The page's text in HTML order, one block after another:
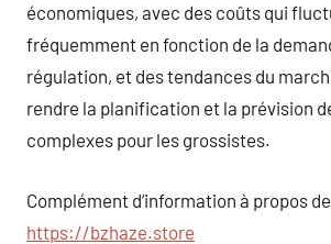
économiques, avec des coûts qui
fréquemment en fonction de la
régulation, et des tendances du
rendre la planification et la prévision
complexes pour les grossistes.
Complément d’information à propos de
https://bzhaze.store